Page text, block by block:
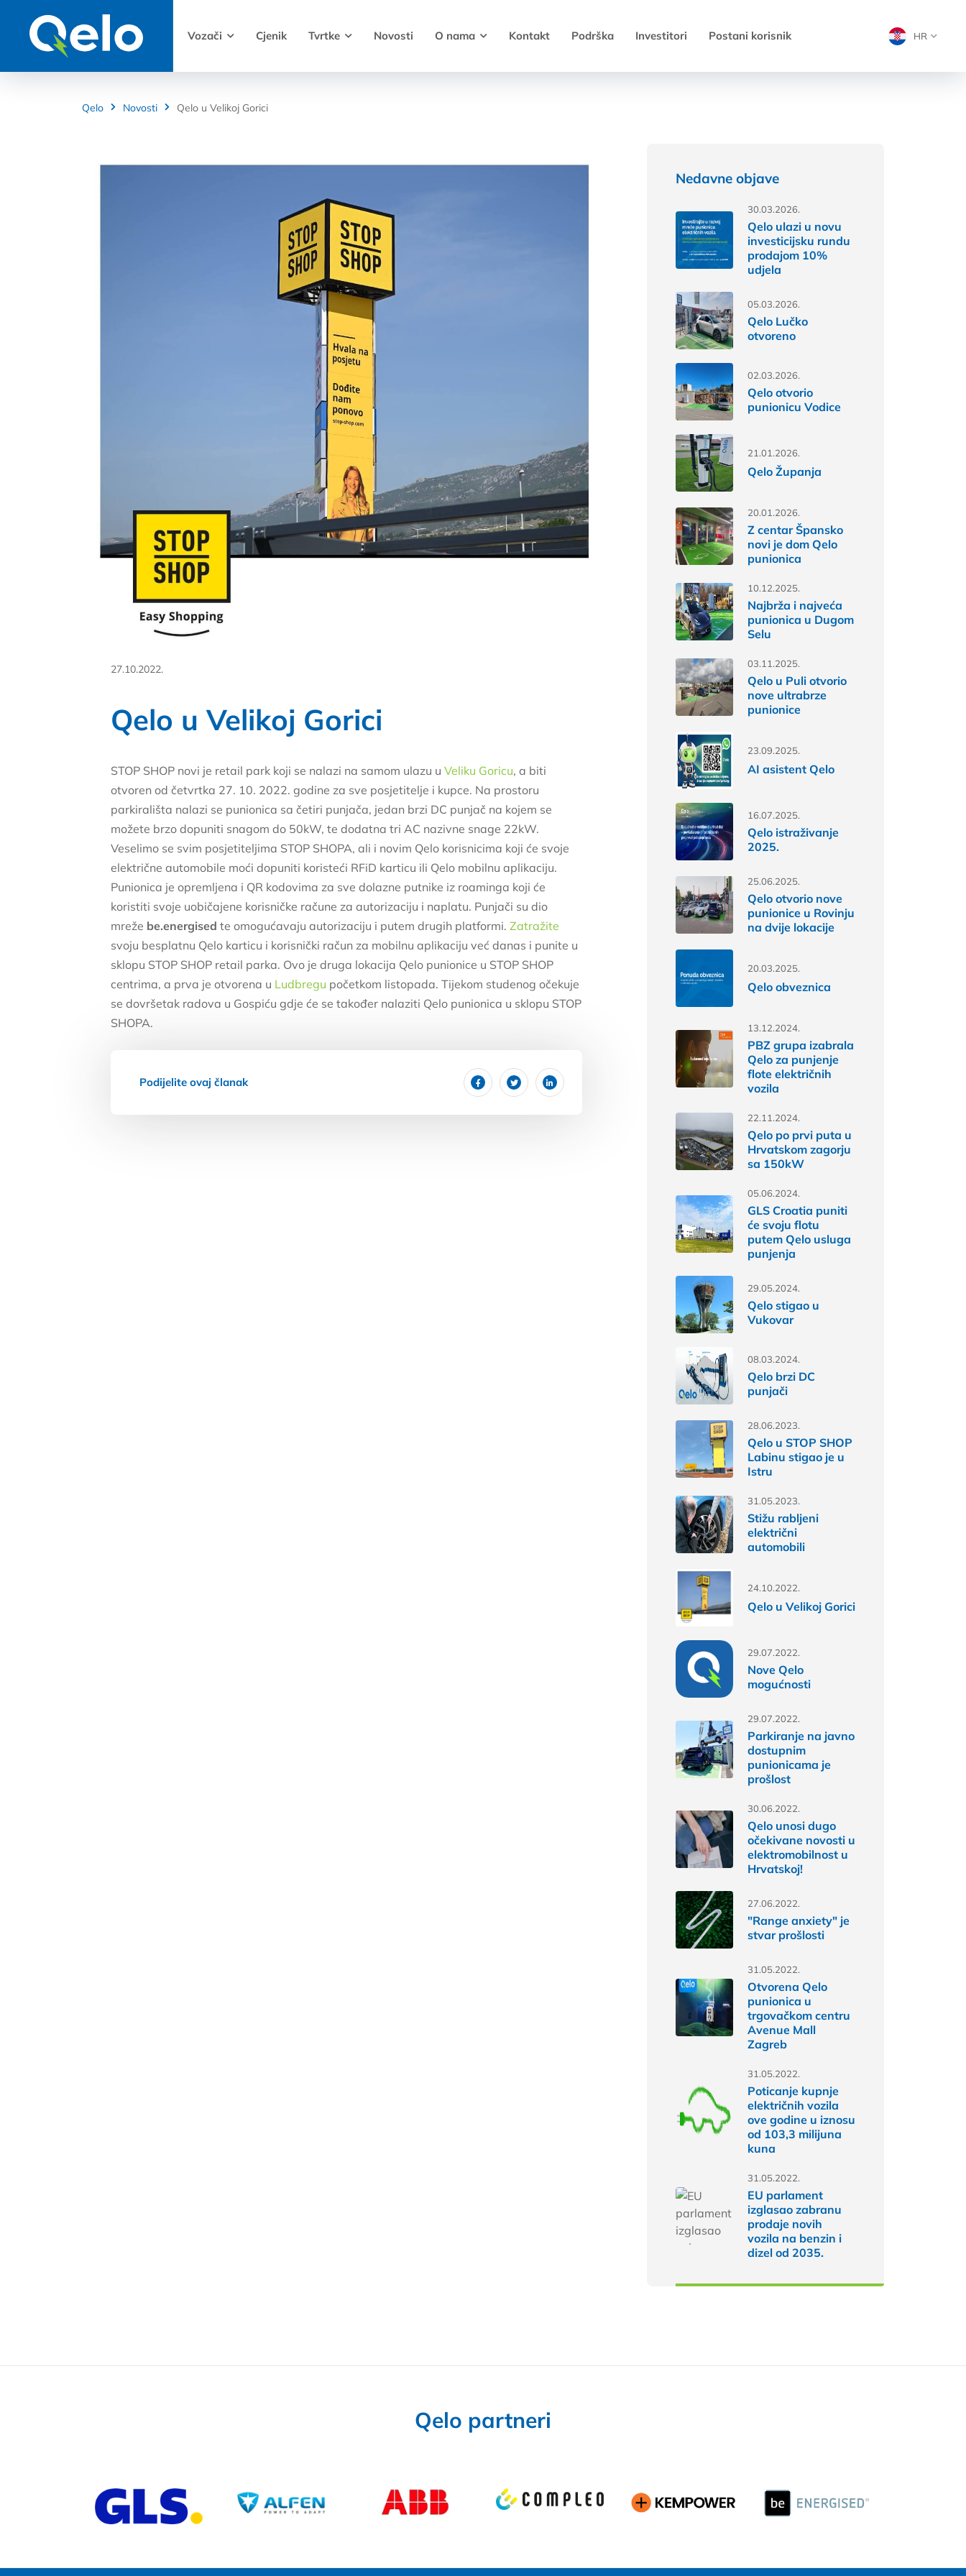
Vozači Cjenik Tvrtke Novosti O nama Kontakt Podrška Investitori Postani korisnik HR
Qelo Novosti Qelo u Velikoj Gorici
27.10.2022.
Qelo u Velikoj Gorici
STOP SHOP novi je retail park koji se nalazi na samom ulazu u Veliku Goricu, a biti
otvoren od četvrtka 27. 10. 2022. godine za sve posjetitelje i kupce. Na prostoru
parkirališta nalazi se punionica sa četiri punjača, jedan brzi DC punjač na kojem se
možete brzo dopuniti snagom do 50kW, te dodatna tri AC nazivne snage 22kW.
Veselimo se svim posjetiteljima STOP SHOPA, ali i novim Qelo korisnicima koji će svoje
električne automobile moći dopuniti koristeći RFiD karticu ili Qelo mobilnu aplikaciju.
Punionica je opremljena i QR kodovima za sve dolazne putnike iz roaminga koji će
koristiti svoje uobičajene korisničke račune za autorizaciju i naplatu. Punjači su dio
mreže be.energised te omogućavaju autorizaciju i putem drugih platformi. Zatražite
svoju besplatnu Qelo karticu i korisnički račun za mobilnu aplikaciju već danas i punite u
sklopu STOP SHOP retail parka. Ovo je druga lokacija Qelo punionice u STOP SHOP
centrima, a prva je otvorena u Ludbregu početkom listopada. Tijekom studenog očekuje
se dovršetak radova u Gospiću gdje će se također nalaziti Qelo punionica u sklopu STOP
SHOPA.
Podijelite ovaj članak
Nedavne objave
30.03.2026.
Qelo ulazi u novu
investicijsku rundu
prodajom 10%
udjela
05.03.2026.
Qelo Lučko
otvoreno
02.03.2026.
Qelo otvorio
punionicu Vodice
21.01.2026.
Qelo Županja
20.01.2026.
Z centar Špansko
novi je dom Qelo
punionica
10.12.2025.
Najbrža i najveća
punionica u Dugom
Selu
03.11.2025.
Qelo u Puli otvorio
nove ultrabrze
punionice
23.09.2025.
AI asistent Qelo
16.07.2025.
Qelo istraživanje
2025.
25.06.2025.
Qelo otvorio nove
punionice u Rovinju
na dvije lokacije
20.03.2025.
Qelo obveznica
13.12.2024.
PBZ grupa izabrala
Qelo za punjenje
flote električnih
vozila
22.11.2024.
Qelo po prvi puta u
Hrvatskom zagorju
sa 150kW
05.06.2024.
GLS Croatia puniti
će svoju flotu
putem Qelo usluga
punjenja
29.05.2024.
Qelo stigao u
Vukovar
08.03.2024.
Qelo brzi DC
punjači
28.06.2023.
Qelo u STOP SHOP
Labinu stigao je u
Istru
31.05.2023.
Stižu rabljeni
električni
automobili
24.10.2022.
Qelo u Velikoj Gorici
29.07.2022.
Nove Qelo
mogućnosti
29.07.2022.
Parkiranje na javno
dostupnim
punionicama je
prošlost
30.06.2022.
Qelo unosi dugo
očekivane novosti u
elektromobilnost u
Hrvatskoj!
27.06.2022.
"Range anxiety" je
stvar prošlosti
31.05.2022.
Otvorena Qelo
punionica u
trgovačkom centru
Avenue Mall
Zagreb
31.05.2022.
Poticanje kupnje
električnih vozila
ove godine u iznosu
od 103,3 milijuna
kuna
31.05.2022.
EU parlament
izglasao zabranu
prodaje novih
vozila na benzin i
dizel od 2035.
Qelo partneri